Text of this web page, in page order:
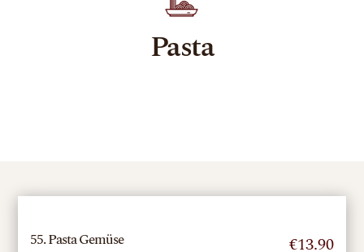
Pasta
€13.90
55. Pasta Gemüse